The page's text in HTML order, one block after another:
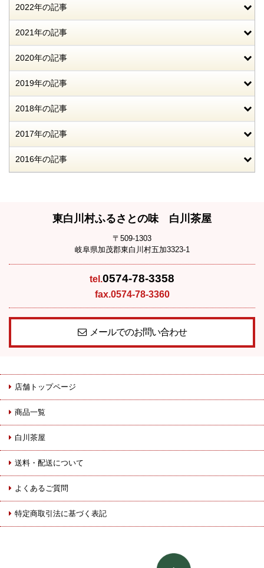
2022年の記事
2021年の記事
2020年の記事
2019年の記事
2018年の記事
2017年の記事
2016年の記事
東白川村ふるさとの味 白川茶屋
〒509-1303
岐阜県加茂郡東白川村五加3323-1
tel.0574-78-3358
fax.0574-78-3360
メールでのお問い合わせ
店舗トップページ
商品一覧
白川茶屋
送料・配送について
よくあるご質問
特定商取引法に基づく表記